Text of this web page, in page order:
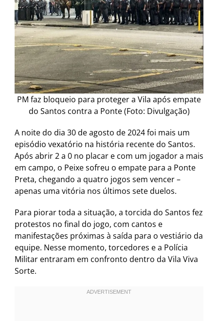
PM faz bloqueio para proteger a Vila após empate
do Santos contra a Ponte (Foto: Divulgação)
A noite do dia 30 de agosto de 2024 foi mais um
episódio vexatório na história recente do Santos.
Após abrir 2 a 0 no placar e com um jogador a mais
em campo, o Peixe sofreu o empate para a Ponte
Preta, chegando a quatro jogos sem vencer –
apenas uma vitória nos últimos sete duelos.
Para piorar toda a situação, a torcida do Santos fez
protestos no final do jogo, com cantos e
manifestações próximas à saída para o vestiário da
equipe. Nesse momento, torcedores e a Polícia
Militar entraram em confronto dentro da Vila Viva
Sorte.